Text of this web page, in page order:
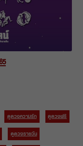
ดูดวงความรัก
ดูดวงฟรี
ดูดวงรายวัน